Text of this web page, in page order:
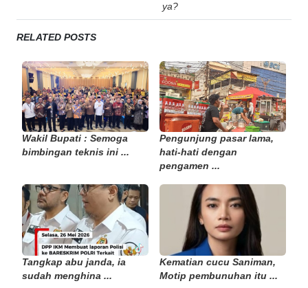
ya?
RELATED POSTS
Wakil Bupati : Semoga
bimbingan teknis ini ...
Pengunjung pasar lama,
hati-hati dengan
pengamen ...
Tangkap abu janda, ia
sudah menghina ...
Kematian cucu Saniman,
Motip pembunuhan itu ...